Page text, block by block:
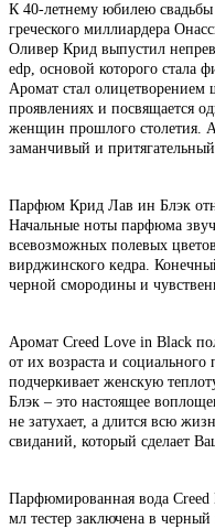
К 40-летнему юбилею
греческого миллиардера
Оливер Крид выпустил
edp, основой которого
Аромат стал олицетворением
проявлениях и посвящается
женщин прошлого столетия.
заманчивый и
Парфюм Крид Лав ин Блэк
Начальные ноты парфюма
всевозможных полевых
вирджинского кедра.
черной смородины и
Аромат Creed Love in Black
от их возраста и
подчеркивает женскую
Блэк – это настоящее
не затухает, а длится всю
свиданий, который сделает
Парфюмированная вода
мл тестер заключена в